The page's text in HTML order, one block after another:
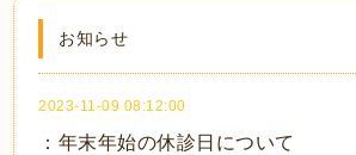
お知らせ
2023-11-09 08:12:00
：年末年始の休診日について